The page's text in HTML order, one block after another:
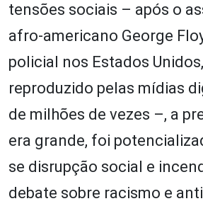
tensões sociais – após o
afro-americano George
policial nos Estados
reproduzido pelas mídias
de milhões de vezes –, a
era grande, foi
se disrupção social e
debate sobre racismo e